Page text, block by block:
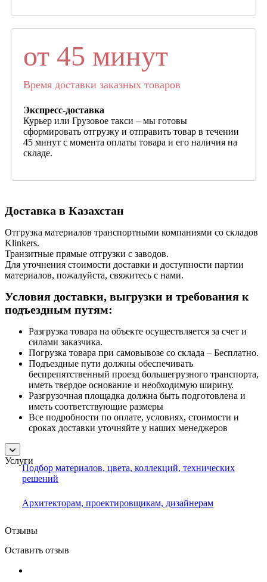
от 45 минут
Время доставки заказных товаров
Экспресс-доставка
Курьер или Грузовое такси – мы готовы
сформировать отгрузку и отправить товар в течении
45 минут с момента оплаты товара и его наличия на
складе.
Доставка в Казахстан
Отгрузка материалов транспортными компаниями со складов
Klinkers.
Транзитные прямые отгрузки с заводов.
Для уточнения стоимости доставки и доступности партии
материалов, пожалуйста, свяжитесь с нами.
Условия доставки, выгрузки и требования к
подъездным путям:
Разгрузка товара на объекте осуществляется за счет и
силами заказчика.
Погрузка товара при самовывозе со склада – Бесплатно.
Подъездные пути должны обеспечивать
беспрепятственный проезд большегрузного транспорта,
иметь твердое основание и необходимую ширину.
Разгрузочная площадка должна быть подготовлена и
иметь соответствующие размеры
Все подробности по оплате, условиях, стоимости и
сроках доставки уточняйте у наших менеджеров
Услуги
Подбор материалов, цвета, коллекций, технических
решений
Архитекторам, проектировщикам, дизайнерам
Отзывы
Оставить отзыв